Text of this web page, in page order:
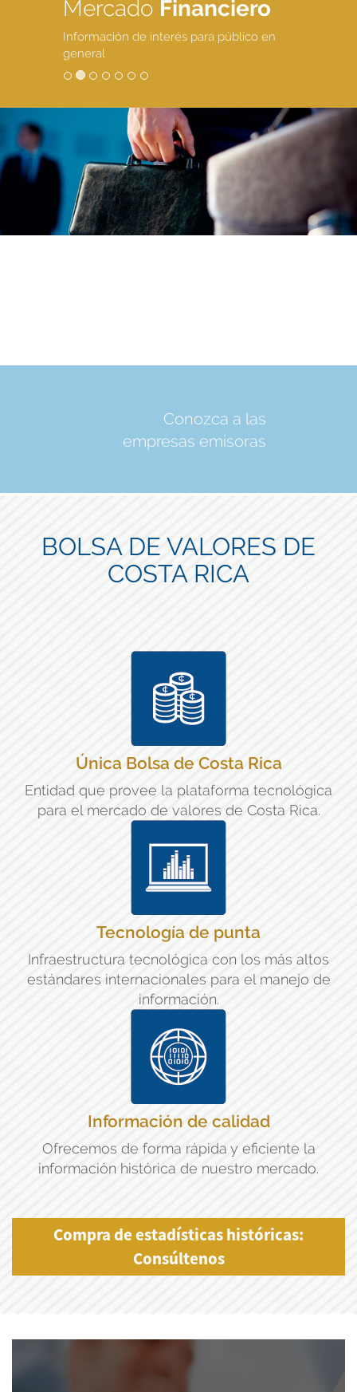
Mercado Financiero
Información de interés para público en
general
Conozca a las
empresas emisoras
BOLSA DE VALORES DE
COSTA RICA
Única Bolsa de Costa Rica
Entidad que provee la plataforma tecnológica
para el mercado de valores de Costa Rica.
Tecnología de punta
Infraestructura tecnológica con los más altos
estándares internacionales para el manejo de
información.
Información de calidad
Ofrecemos de forma rápida y eficiente la
información histórica de nuestro mercado.
Compra de estadísticas históricas:
Consúltenos